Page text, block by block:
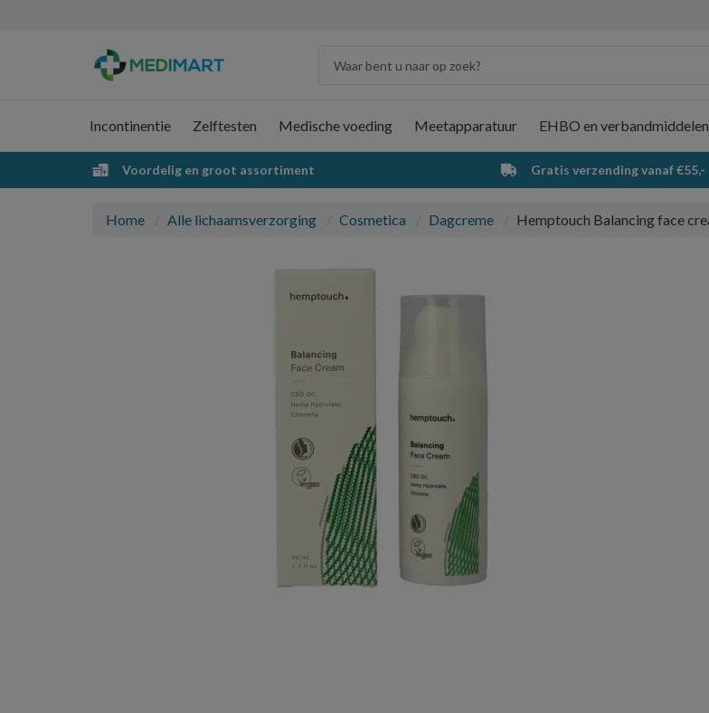
Incontinentie Zelftesten Medische voeding Meetapparatuur EHBO en verbandmiddelen
Voordelig en groot assortiment Gratis verzending vanaf €55,-
Home Alle lichaamsverzorging Cosmetica Dagcreme Hemptouch Balancing face